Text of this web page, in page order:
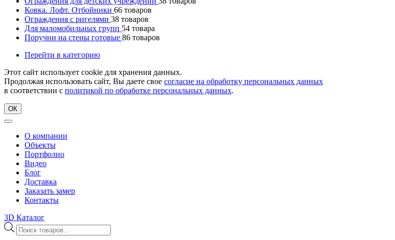
Ковка. Лофт. Отбойники 66 товаров
Ограждения с ригелями 38 товаров
Для маломобильных групп 54 товара
Поручни на стены готовые 86 товаров
Перейти в категорию
Этот сайт использует cookie для хранения данных.
Продолжая использовать сайт, Вы даете свое согласие на обработку персональных данных
в соответствии с политикой по обработке персональных данных.
ОК
О компании
Объекты
Портфолио
Видео
Блог
Доставка
Заказать замер
Контакты
3D Каталог
Поиск
товаров